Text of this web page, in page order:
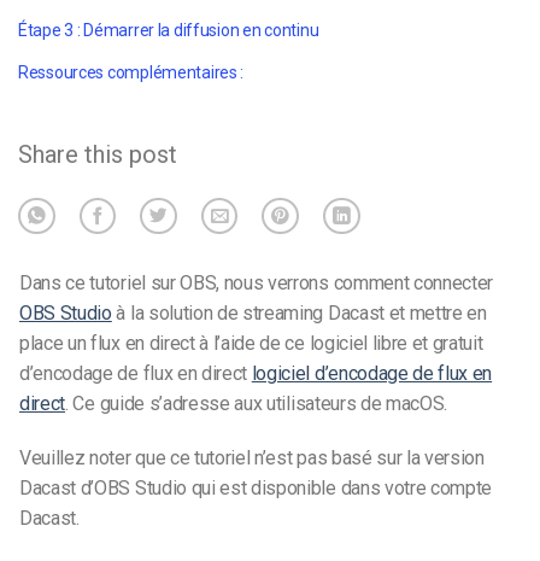
Étape 3 : Démarrer la diffusion en continu
Ressources complémentaires :
Share this post
Dans ce tutoriel sur OBS, nous verrons comment connecter
OBS Studio à la solution de streaming Dacast et mettre en
place un flux en direct à l’aide de ce logiciel libre et gratuit
d’encodage de flux en direct logiciel d’encodage de flux en
direct Ce guide s’adresse aux utilisateurs de macOS.
Veuillez noter que ce tutoriel n’est pas basé sur la version
Dacast d’OBS Studio qui est disponible dans votre compte
Dacast.